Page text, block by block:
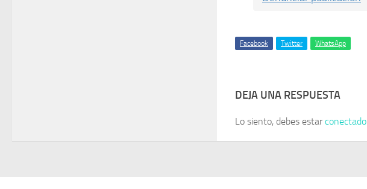
Facebook Twitter WhatsApp
DEJA UNA RESPUESTA
Lo siento, debes estarconectado